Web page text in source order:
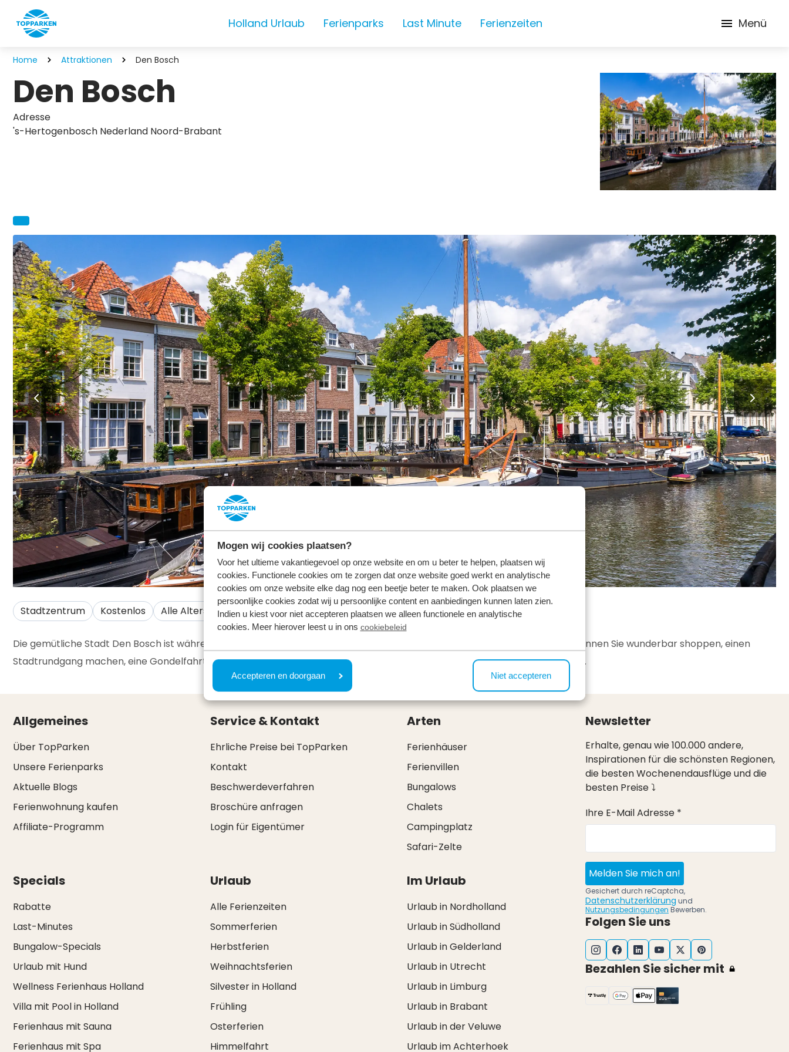
Mogen wij cookies plaatsen?
Voor het ultieme vakantiegevoel op onze website en om u beter te helpen, plaatsen wij
cookies. Functionele cookies om te zorgen dat onze website goed werkt en analytische
cookies om onze website elke dag nog een beetje beter te maken. Ook plaatsen we
persoonlijke cookies zodat wij u persoonlijke content en aanbiedingen kunnen laten zien.
Indien u kiest voor niet accepteren plaatsen we alleen functionele en analytische
cookies. Meer hierover leest u in ons cookiebeleid
Accepteren en doorgaan Niet accepteren
Holland Urlaub Ferienparks Last Minute Ferienzeiten Menü
Home Attraktionen Den Bosch
Den Bosch
Adresse
's-Hertogenbosch Nederland Noord-Brabant
Stadtzentrum Kostenlos Alle Altersgruppen
Die gemütliche Stadt Den Bosch ist während Ihres Aufenthalts auf jeden Fall einen Besuch wert! In dieser Stadt in Brabant können Sie wunderbar shoppen, einen
Stadtrundgang machen, eine Gondelfahrt unternehmen und natürlich die leckersten 'Bossche Bollen' der Niederlande essen.
Allgemeines
Über TopParken
Unsere Ferienparks
Aktuelle Blogs
Ferienwohnung kaufen
Affiliate-Programm
Service & Kontakt
Ehrliche Preise bei TopParken
Kontakt
Beschwerdeverfahren
Broschüre anfragen
Login für Eigentümer
Arten
Ferienhäuser
Ferienvillen
Bungalows
Chalets
Campingplatz
Safari-Zelte
Specials
Rabatte
Last-Minutes
Bungalow-Specials
Urlaub mit Hund
Wellness Ferienhaus Holland
Villa mit Pool in Holland
Ferienhaus mit Sauna
Ferienhaus mit Spa
Urlaub
Alle Ferienzeiten
Sommerferien
Herbstferien
Weihnachtsferien
Silvester in Holland
Frühling
Osterferien
Himmelfahrt
Im Urlaub
Urlaub in Nordholland
Urlaub in Südholland
Urlaub in Gelderland
Urlaub in Utrecht
Urlaub in Limburg
Urlaub in Brabant
Urlaub in der Veluwe
Urlaub im Achterhoek
Newsletter
Erhalte, genau wie 100.000 andere,
Inspirationen für die schönsten Regionen,
die besten Wochenendausflüge und die
besten Preise ⤵
Ihre E-Mail Adresse *
Melden Sie mich an!
Gesichert durch reCaptcha,
Datenschutzerklärung und
Nutzungsbedingungen Bewerben.
Folgen Sie uns
Bezahlen Sie sicher mit